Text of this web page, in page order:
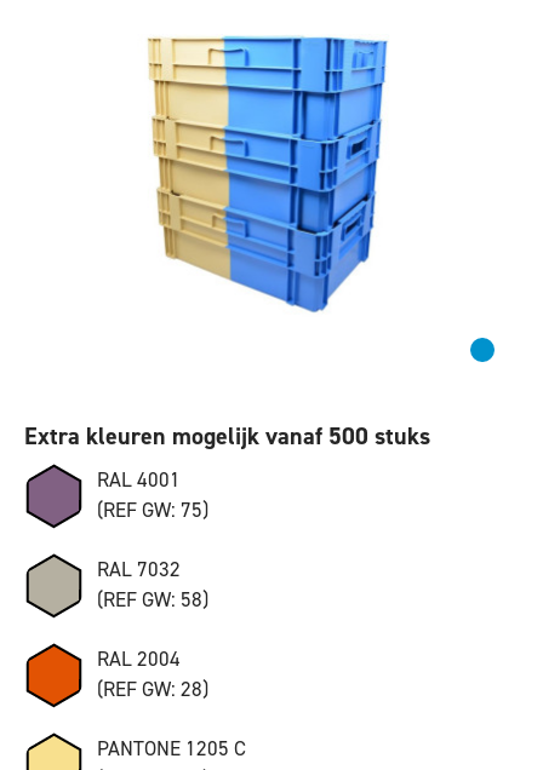
Extra kleuren mogelijk vanaf 500 stuks
RAL 4001
(REF GW: 75)
RAL 7032
(REF GW: 58)
RAL 2004
(REF GW: 28)
PANTONE 1205 C